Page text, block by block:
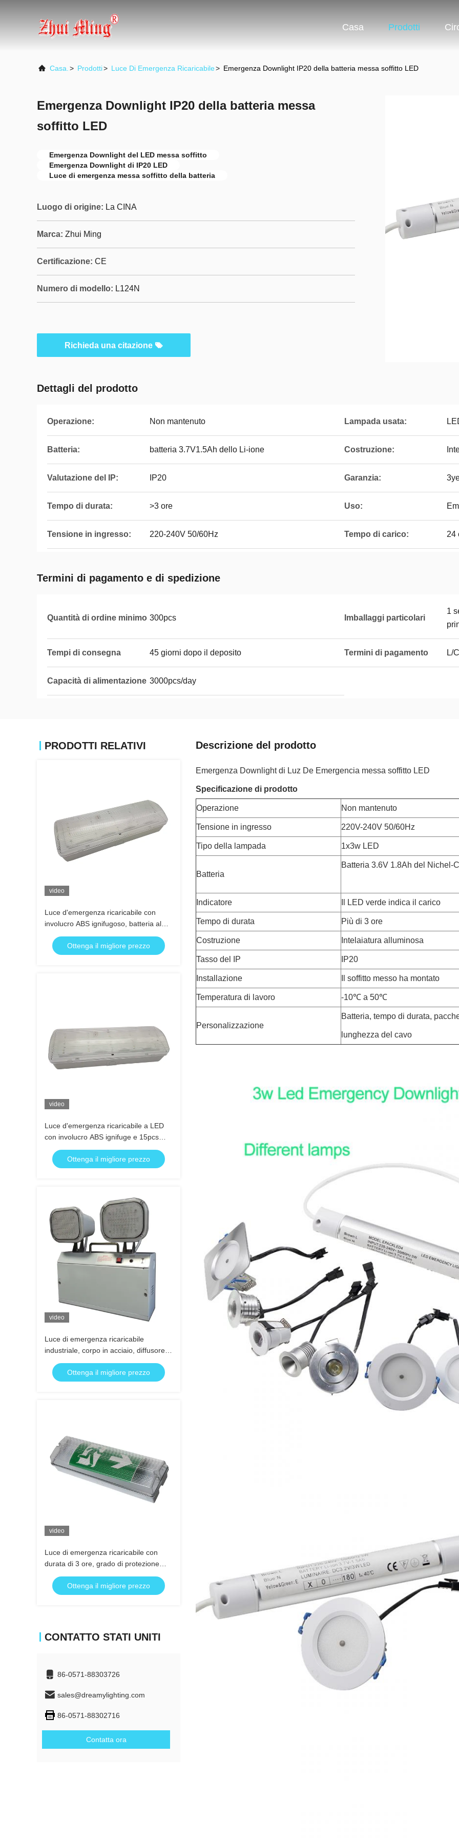
Casa Prodotti
Casa. > Prodotti> Luce Di Emergenza Ricaricabile> Emergenza Downlight IP20 della batteria messa soffitto LED
Emergenza Downlight IP20 della batteria messa
soffitto LED
Emergenza Downlight del LED messa soffitto
Emergenza Downlight di IP20 LED
Luce di emergenza messa soffitto della batteria
Luogo di origine: La CINA
Marca: Zhui Ming
Certificazione: CE
Numero di modello: L124N
Richieda una citazione
Dettagli del prodotto
Operazione: Non mantenuto Lampada usata:
Batteria: batteria 3.7V1.5Ah dello Li-ione Costruzione:
Valutazione del IP: IP20 Garanzia:
Tempo di durata: >3 ore Uso:
Tensione in ingresso: 220-240V 50/60Hz Tempo di carico: 24
Termini di pagamento e di spedizione
Quantità di ordine minimo 300pcs Imballaggi particolari
1
Tempi di consegna 45 giorni dopo il deposito Termini di pagamento L/
Capacità di alimentazione 3000pcs/day
PRODOTTI RELATIVI
video
Luce d'emergenza ricaricabile con
involucro ABS ignifugoso, batteria al
nichel-cadmio e durata di 3 ore
Ottenga il migliore prezzo
video
Luce d'emergenza ricaricabile a LED
con involucro ABS ignifuge e 15pcs
SMD LED per 3 ore di durata
Ottenga il migliore prezzo
video
Luce di emergenza ricaricabile
industriale, corpo in acciaio, diffusore in
Ottenga il migliore prezzo
video
Luce di emergenza ricaricabile con
durata di 3 ore, grado di protezione
IP65
Ottenga il migliore prezzo
CONTATTO STATI UNITI
86-0571-88303726
sales@dreamylighting.com
86-0571-88302716
Contatta ora
Descrizione del prodotto
Emergenza Downlight di Luz De Emergencia messa soffitto LED
Specificazione di prodotto
Operazione Non mantenuto
Tensione in ingresso 220V-240V 50/60Hz
Tipo della lampada 1x3w LED
Batteria
Batteria 3.6V 1.8Ah del Nichel-
Indicatore Il LED verde indica il carico
Tempo di durata Più di 3 ore
Costruzione Intelaiatura alluminosa
Tasso del IP IP20
Installazione Il soffitto messo ha montato
Temperatura di lavoro -10℃ a 50℃
Personalizzazione
Batteria, tempo di durata,
lunghezza del cavo